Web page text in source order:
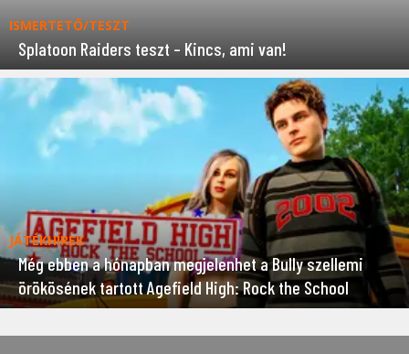
ISMERTETŐ/TESZT
Splatoon Raiders teszt – Kincs, ami van!
JÁTÉKHÍREK
Még ebben a hónapban megjelenhet a Bully szellemi
örökösének tartott Agefield High: Rock the School